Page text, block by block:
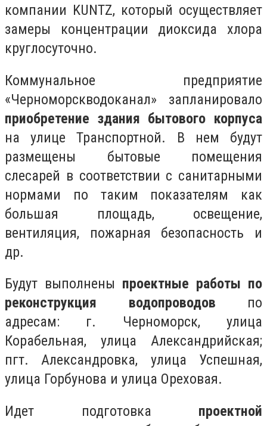
компании KUNTZ, который осуществляет
замеры концентрации диоксида хлора
круглосуточно.
Коммунальное предприятие
«Черноморскводоканал» запланировало
приобретение здания бытового корпуса
на улице Транспортной. В нем будут
размещены бытовые помещения
слесарей в соответствии с санитарными
нормами по таким показателям как
большая площадь, освещение,
вентиляция, пожарная безопасность и
др.
Будут выполнены проектные работы по
реконструкция водопроводов по
адресам: г. Черноморск, улица
Корабельная, улица Александрийская;
пгт. Александровка, улица Успешная,
улица Горбунова и улица Ореховая.
Идет подготовка проектной